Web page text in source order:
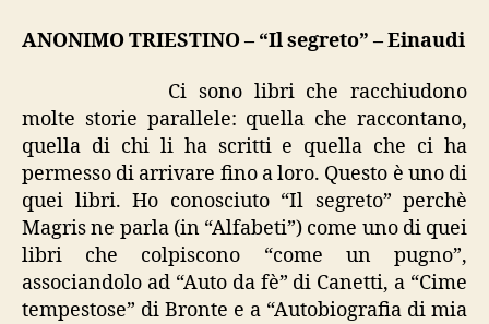
ANONIMO TRIESTINO – “Il segreto” – Einaudi
Ci sono libri che racchiudono
molte storie parallele: quella che raccontano,
quella di chi li ha scritti e quella che ci ha
permesso di arrivare fino a loro. Questo è uno di
quei libri. Ho conosciuto “Il segreto” perchè
Magris ne parla (in “Alfabeti”) come uno di quei
libri che colpiscono “come un pugno”,
associandolo ad “Auto da fè” di Canetti, a “Cime
tempestose” di Bronte e a “Autobiografia di mia